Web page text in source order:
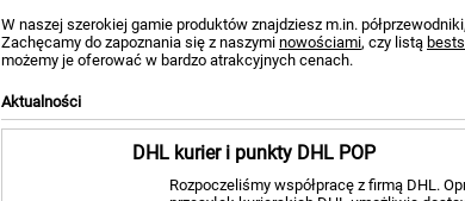
W naszej szerokiej gamie produktów znajdziesz m.in.
Zachęcamy do zapoznania się z naszymi nowościami, czy listą
możemy je oferować w bardzo atrakcyjnych cenach.
Aktualności
DHL kurier i punkty DHL POP
Rozpoczeliśmy współpracę z firmą DHL.